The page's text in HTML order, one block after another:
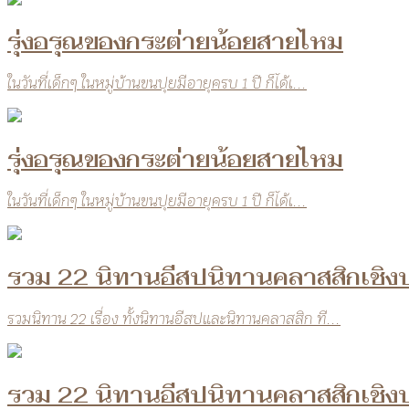
รุ่งอรุณของกระต่ายน้อยสายไหม
ในวันที่เด็กๆ ในหมู่บ้านขนปุยมีอายุครบ 1 ปี ก็ได้เ...
รุ่งอรุณของกระต่ายน้อยสายไหม
ในวันที่เด็กๆ ในหมู่บ้านขนปุยมีอายุครบ 1 ปี ก็ได้เ...
รวม 22 นิทานอีสปนิทานคลาสสิกเชิง
รวมนิทาน 22 เรื่อง ทั้งนิทานอีสปและนิทานคลาสสิก ที...
รวม 22 นิทานอีสปนิทานคลาสสิกเชิง